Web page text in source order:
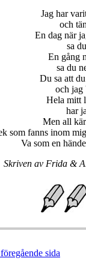
Jag har
och
En dag när
sa
En gång
sa du
Du sa att
och jag
Hela mitt
har
Men all
som fanns inom
Va som en
Skriven av Frida &
sida